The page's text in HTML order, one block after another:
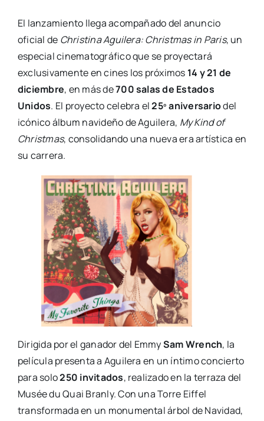
El lanzamiento llega acompañado del anuncio
oficial de Christina Aguilera: Christmas in Paris, un
especial cinematográfico que se proyectará
exclusivamente en cines los próximos 14 y 21 de
diciembre, en más de700 salas de Estados
Unidos. El proyecto celebra el25º aniversariodel
icónico álbum navideño de Aguilera, My Kind of
Christmas, consolidando una nueva era artística en
su carrera.
Dirigida por el ganador del EmmySam Wrench, la
película presenta a Aguilera en un íntimo concierto
para solo250 invitados, realizado en la terraza del
Musée du Quai Branly. Con una Torre Eiffel
transformada en un monumental árbol de Navidad,